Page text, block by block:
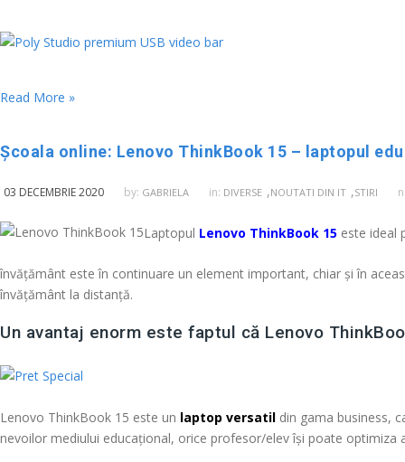
Read More »
Școala online: Lenovo ThinkBook 15 – laptopul
03 DECEMBRIE 2020 by: GABRIELA in: DIVERSE ,NOUTATI DIN IT ,STIRI
Laptopul Lenovo ThinkBook 15 este ideal
învățământ este în continuare un element important, chiar și în
învățământ la distanță.
Un avantaj enorm este faptul că Lenovo
Lenovo ThinkBook 15 este un laptop versatil din gama business,
nevoilor mediului educațional, orice profesor/elev își poate